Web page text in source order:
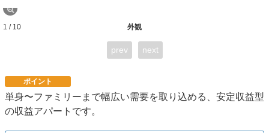
外観
1 / 10
prev next
ポイント
単身〜ファミリーまで幅広い需要を取り込める、安定収益型
の収益アパートです。